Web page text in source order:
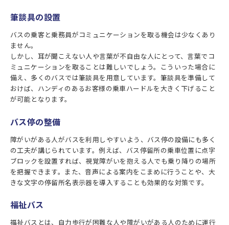
筆談具の設置
バスの乗客と乗務員がコミュニケーションを取る機会は少なくあり
ません。
しかし、耳が聞こえない人や言葉が不自由な人にとって、言葉でコ
ミュニケーションを取ることは難しいでしょう。こういった場合に
備え、多くのバスでは筆談具を用意しています。筆談具を準備して
おけば、ハンディのあるお客様の乗車ハードルを大きく下げること
が可能となります。
バス停の整備
障がいがある人がバスを利用しやすいよう、バス停の設備にも多く
の工夫が講じられています。例えば、バス停留所の乗車位置に点字
ブロックを設置すれば、視覚障がいを抱える人でも乗り降りの場所
を把握できます。また、音声による案内をこまめに行うことや、大
きな文字の停留所名表示器を導入することも効果的な対策です。
福祉バス
福祉バスとは、自力歩行が困難な人や障がいがある人のために運行